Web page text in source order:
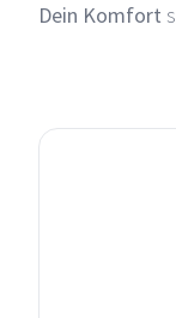
Dein Komfort